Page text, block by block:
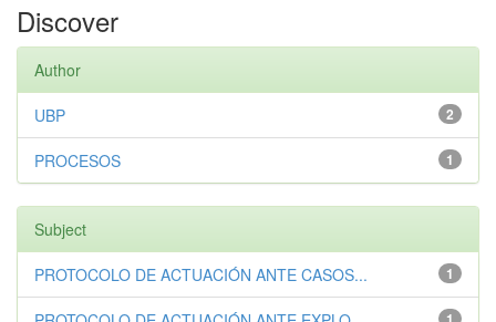
Discover
Author
2
UBP
1
PROCESOS
Subject
1
PROTOCOLO DE ACTUACIÓN ANTE CASOS...